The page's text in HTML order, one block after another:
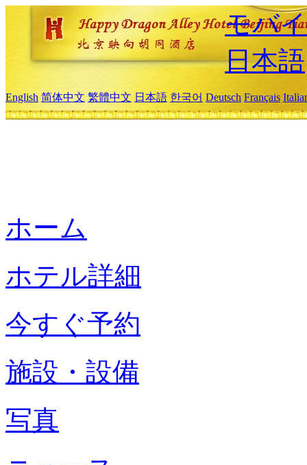
モバ
日本語
English 简体中文 繁體中文 日本語 한국어 Deutsch Français
ホーム
ホテル詳細
今すぐ予約
施設・設備
写真